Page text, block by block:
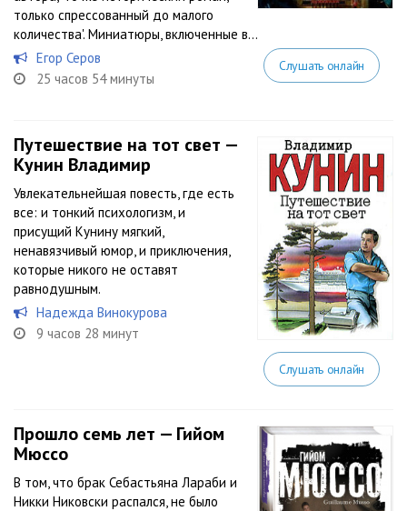
только спрессованный до малого
количества'. Миниатюры, включенные в...
Егор Серов
25 часов 54 минуты
Слушать онлайн
Путешествие на тот свет —
Кунин Владимир
Увлекательнейшая повесть, где есть
все: и тонкий психологизм, и
присущий Кунину мягкий,
ненавязчивый юмор, и приключения,
которые никого не оставят
равнодушным.
Надежда Винокурова
9 часов 28 минут
Слушать онлайн
Прошло семь лет — Гийом
Мюссо
В том, что брак Себастьяна Лараби и
Никки Никовски распался, не было